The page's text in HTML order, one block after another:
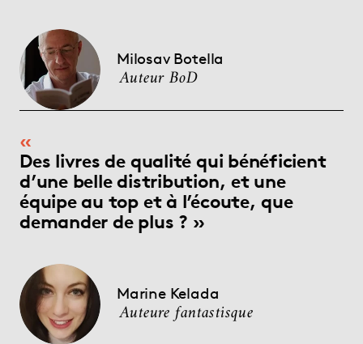
Milosav Botella
Auteur BoD
Des livres de qualité qui bénéficient
d’une belle distribution, et une
équipe au top et à l’écoute, que
demander de plus ?
Marine Kelada
Auteure fantastisque